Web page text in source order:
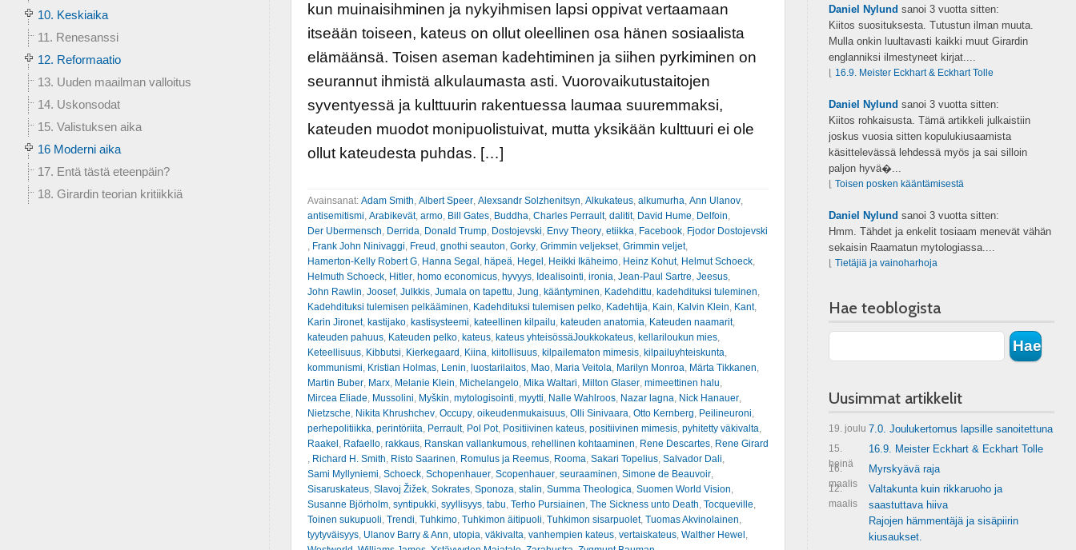
kun muinaisihminen ja nykyihmisen lapsi oppivat vertaamaan
itseään toiseen, kateus on ollut oleellinen osa hänen sosiaalista
elämäänsä. Toisen aseman kadehtiminen ja siihen pyrkiminen on
seurannut ihmistä alkulaumasta asti. Vuorovaikutustaitojen
syventyessä ja kulttuurin rakentuessa laumaa suuremmaksi,
kateuden muodot monipuolistuivat, mutta yksikään kulttuuri ei ole
ollut kateudesta puhdas. […]
Avainsanat: Adam Smith Albert Speer, Alexsandr Solzhenitsyn Alkukateus, alkumurha Ann Ulanov,
antisemitismi Arabikevät, armo, Bill Gates, Buddha Charles Perrault, dalitit, David Hume Delfoin
Der Ubermensch Derrida Donald Trump, Dostojevski Envy Theory, etiikka Facebook, Fjodor Dostojevski
Frank John Ninivaggi Freud gnothi seauton Gorky, Grimmin veljekset, Grimmin veljet,
Hamerton-Kelly Robert G, Hanna Segal häpeä Hegel Heikki Ikäheimo, Heinz Kohut, Helmut Schoeck,
Helmuth Schoeck, Hitler, homo economicus, hyvyys, Idealisointi ironia Jean-Paul Sartre Jeesus,
John Rawlin Joosef, Julkkis, Jumala on tapettu Jung kääntyminen Kadehdittu kadehdituksi tuleminen
Kadehdituksi tulemisen pelkääminen Kadehdituksi tulemisen pelko, Kadehtija Kain Kalvin Klein Kant,
Karin Jironet, kastijako, kastisysteemi kateellinen kilpailu kateuden anatomia Kateuden naamarit,
kateuden pahuus, Kateuden pelko, kateus, kateus yhteisössäJoukkokateus, kellariloukun mies,
Keteellisuus, Kibbutsi Kierkegaard Kiina kiitollisuus, kilpailematon mimesis, kilpailuyhteiskunta
kommunismi Kristian Holmas, Lenin luostarilaitos, Mao, Maria Veitola Marilyn Monroa Märta Tikkanen
Martin Buber, Marx, Melanie Klein Michelangelo, Mika Waltari Milton Glaser, mimeettinen halu
Mircea Eliade Mussolini Myškin mytologisointi myytti Nalle Wahlroos, Nazar lagna Nick Hanauer,
Nietzsche Nikita Khrushchev, Occupy, oikeudenmukaisuus, Olli Sinivaara Otto Kernberg Peilineuroni
perhepolitiikka perintöriita Perrault, Pol Pot, Positiivinen kateus, positiivinen mimesis, pyhitetty väkivalta
Raakel Rafaello, rakkaus, Ranskan vallankumous, rehellinen kohtaaminen Rene Descartes, Rene Girard
Richard H. Smith Risto Saarinen Romulus ja Reemus, Rooma Sakari Topelius, Salvador Dali
Sami Myllyniemi Schoeck, Schopenhauer, Scopenhauer, seuraaminen Simone de Beauvoir,
Sisaruskateus, Slavoj Žižek, Sokrates, Sponoza stalin Summa Theologica Suomen World Vision
Susanne Björholm, syntipukki syyllisyys, tabu Terho Pursiainen The Sickness unto Death Tocqueville
Toinen sukupuoli Trendi Tuhkimo, Tuhkimon äitipuoli Tuhkimon sisarpuolet, Tuomas Akvinolainen
tyytyväisyys, Ulanov Barry & Ann utopia väkivalta vanhempien kateus, vertaiskateus, Walther Hewel
10. Keskiaika
11. Renesanssi
12. Reformaatio
13. Uuden maailman valloitus
14. Uskonsodat
15. Valistuksen aika
16 Moderni aika
17. Entä tästä eteenpäin?
18. Girardin teorian kritiikkiä
Daniel Nylund sanoi 3 vuotta sitten:
Kiitos suosituksesta. Tutustun ilman muuta.
Mulla onkin luultavasti kaikki muut Girardin
englanniksi ilmestyneet kirjat....
16.9. Meister Eckhart & Eckhart Tolle
Daniel Nylund sanoi 3 vuotta sitten:
Kiitos rohkaisusta. Tämä artikkeli julkaistiin
joskus vuosia sitten kopulukiusaamista
käsittelevässä lehdessä myös ja sai silloin
paljon hyvä�...
Toisen posken kääntämisestä
Daniel Nylund sanoi 3 vuotta sitten:
Hmm. Tähdet ja enkelit tosiaam menevät vähän
sekaisin Raamatun mytologiassa....
Tietäjiä ja vainoharhoja
Hae teoblogista
Uusimmat artikkelit
19. joulu 7.0. Joulukertomus lapsille sanoitettuna
15.
heinä
16.9. Meister Eckhart & Eckhart Tolle
16.
maalis
Myrskyävä raja
12.
maalis
Valtakunta kuin rikkaruoho ja
saastuttava hiiva
Rajojen hämmentäjä ja sisäpiirin
kiusaukset.